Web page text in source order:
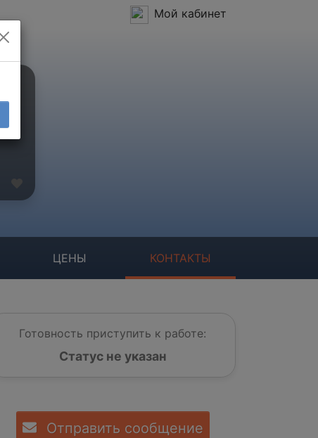
Мой кабинет
ЦЕНЫ КОНТАКТЫ
Готовность приступить к работе:
Статус не указан
Отправить сообщение